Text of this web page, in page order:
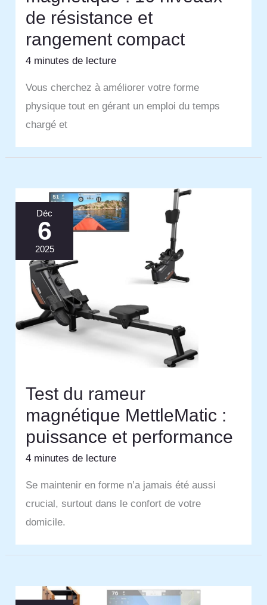
de résistance et
rangement compact
4 minutes de lecture
Vous cherchez à améliorer votre forme
physique tout en gérant un emploi du temps
chargé et
Déc
6
2025
Test du rameur
magnétique MettleMatic :
puissance et performance
4 minutes de lecture
Se maintenir en forme n’a jamais été aussi
crucial, surtout dans le confort de votre
domicile.